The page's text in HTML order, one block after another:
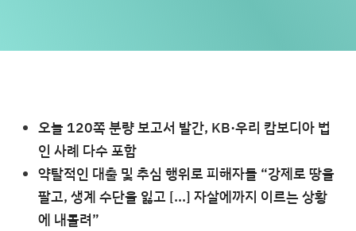
오늘 120쪽 분량 보고서 발간, KB·우리 캄보디아 법
인 사례 다수 포함
약탈적인 대출 및 추심 행위로 피해자들 “강제로 땅을
팔고, 생계 수단을 잃고 [...] 자살에까지 이르는 상황
에 내몰려”